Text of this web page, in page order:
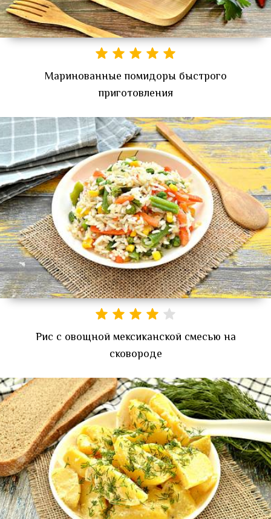
Маринованные помидоры быстрого
приготовления
Рис с овощной мексиканской смесью на
сковороде